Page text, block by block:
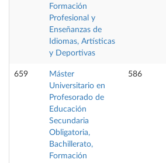
Formación
Profesional y
Enseñanzas de
Idiomas, Artísticas
y Deportivas
659
Máster
Universitario en
Profesorado de
Educación
Secundaria
Obligatoria,
Bachillerato,
Formación
586